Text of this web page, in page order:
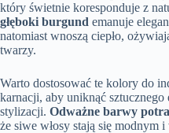
który świetnie koresponduje z
głęboki burgund emanuje
natomiast wnoszą ciepło,
twarzy.
Warto dostosować te kolory do
karnacji, aby uniknąć
stylizacji. Odważne barwy
że siwe włosy stają się modnym